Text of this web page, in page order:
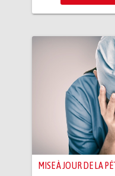
MISE À JOUR DE LA